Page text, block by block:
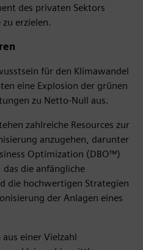
des privaten Sektors
erzielen.
für den Klimawandel
eine Explosion der grünen
zu Netto-Null aus.
zahlreiche Resources zur
anzugehen, darunter
Optimization (DBO™)
die anfängliche
die hochwertigen Strategien
der Anlagen eines
einer Vielzahl